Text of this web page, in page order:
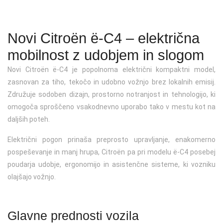
Kabrioleti in roadsterji
Električna vozila
Lahka dostavna vozila
Električna lahka dostavna vozila
Vozila na zalogi
Eko vozila
Vozila na zalogi
Vozila na zalogi
Kompaktni
SUV
Družinski
Gospodarsko vozilo
Vozila na zalogi
Servis vozil Jeep
Servis vozil Mazda
Servis vozil Peugeot
Zamenjava registrskih tablic in naročilo ponovljenih (3
registrska)
Prometno dovoljenje
Sprememba lastništva
Odjava vozila
Deponiranje tablic
Novi Citroën ë-C4 – električna
mobilnost z udobjem in slogom
Novi Citroën ë-C4 je popolnoma električni kompaktni model,
zasnovan za tiho, tekočo in udobno vožnjo brez lokalnih emisij.
Združuje sodoben dizajn, prostorno notranjost in tehnologijo, ki
omogoča sproščeno vsakodnevno uporabo tako v mestu kot na
daljših poteh.
Električni pogon prinaša preprosto upravljanje, enakomerno
pospeševanje in manj hrupa, Citroën pa pri modelu ë-C4 posebej
poudarja udobje, ergonomijo in asistenčne sisteme, ki vozniku
olajšajo vožnjo.
Glavne prednosti vozila